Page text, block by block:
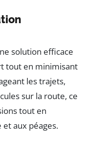
solution efficace
tout en minimisant
les trajets,
sur la route, ce
tout en
et aux péages.